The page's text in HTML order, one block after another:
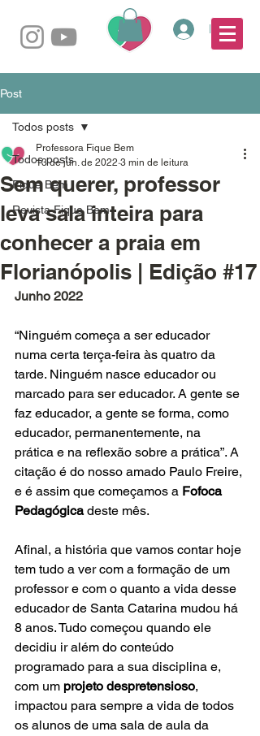
Login
Post
Todos posts
Fique Bem
Revista Fique Bem
Todos posts
Sem querer, professor
leva sala inteira para
conhecer a praia em
Florianópolis | Edição #17
Professora Fique Bem
13 de jun. de 2022 3 min de leitura
Junho 2022
“Ninguém começa a ser educador
numa certa terça-feira às quatro da
tarde. Ninguém nasce educador ou
marcado para ser educador. A gente se
faz educador, a gente se forma, como
educador, permanentemente, na
prática e na reflexão sobre a prática”. A
citação é do nosso amado Paulo Freire,
e é assim que começamos a Fofoca
Pedagógica deste mês.
​Afinal, a história que vamos contar hoje
tem tudo a ver com a formação de um
professor e com o quanto a vida desse
educador de Santa Catarina mudou há
8 anos. Tudo começou quando ele
decidiu ir além do conteúdo
programado para a sua disciplina e,
com um projeto despretensioso,
impactou para sempre a vida de todos
os alunos de uma sala de aula da